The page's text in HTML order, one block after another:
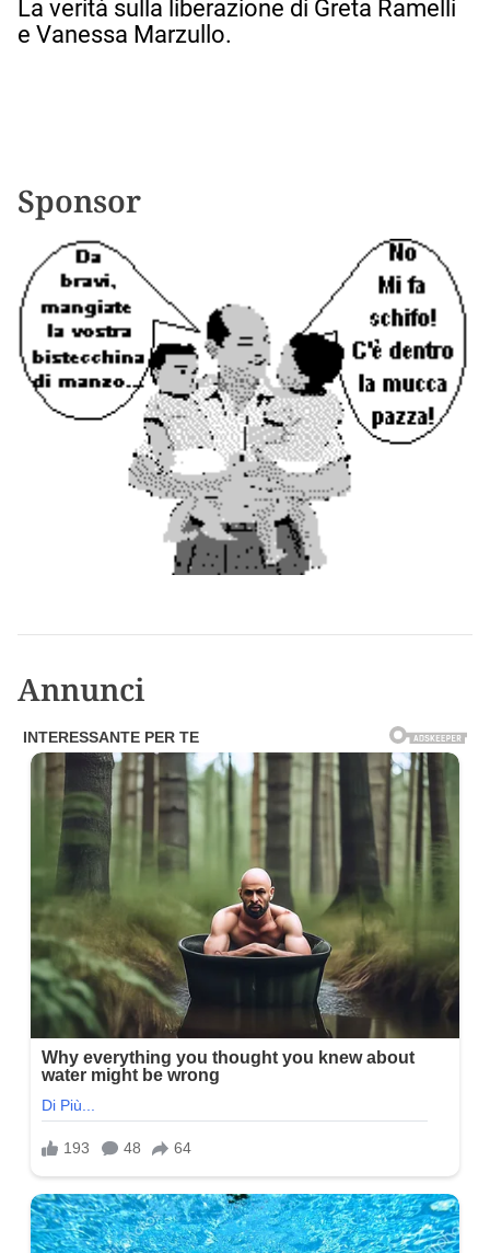
a
z
a
r
i
c
o
l
i
La verità sulla liberazione di Greta Ramelli
e Vanessa Marzullo.
Sponsor
Annunci